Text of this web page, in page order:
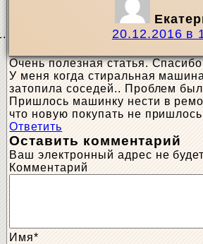
20.12.2016 в
Очень полезная статья.
У меня когда стиральная
затопила соседей.. Проблем
Пришлось машинку нести в
что новую покупать не
Ответить
Оставить комментарий
Ваш электронный адрес не
Комментарий
Имя*